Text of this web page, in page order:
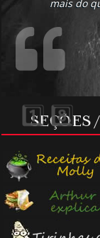
mais do
SEÇÕES
1️⃣ 8️⃣